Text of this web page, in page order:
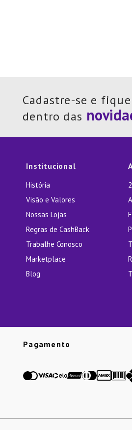
Cadastre-se e
dentro das
Institucional
História
Visão e Valores
Nossas Lojas
Regras de CashBack
Trabalhe Conosco
Marketplace
Blog
Pagamento